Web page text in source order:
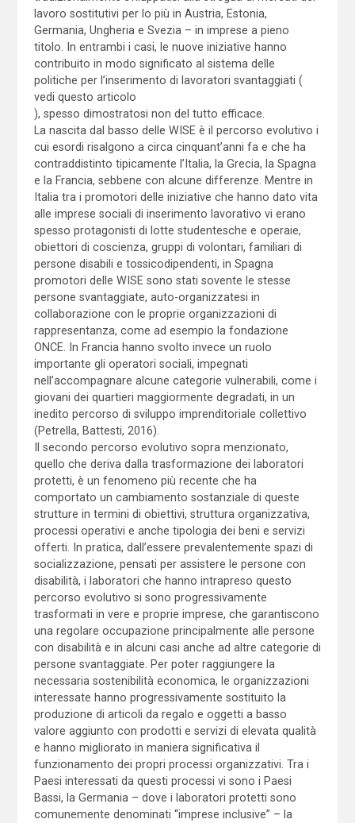
lavoro sostitutivi per lo più in Austria, Estonia,
Germania, Ungheria e Svezia – in imprese a pieno
titolo. In entrambi i casi, le nuove iniziative hanno
contribuito in modo significato al sistema delle
politiche per l’inserimento di lavoratori svantaggiati (
vedi questo articolo
), spesso dimostratosi non del tutto efficace.
La nascita dal basso delle WISE è il percorso evolutivo i
cui esordi risalgono a circa cinquant’anni fa e che ha
contraddistinto tipicamente l’Italia, la Grecia, la Spagna
e la Francia, sebbene con alcune differenze. Mentre in
Italia tra i promotori delle iniziative che hanno dato vita
alle imprese sociali di inserimento lavorativo vi erano
spesso protagonisti di lotte studentesche e operaie,
obiettori di coscienza, gruppi di volontari, familiari di
persone disabili e tossicodipendenti, in Spagna
promotori delle WISE sono stati sovente le stesse
persone svantaggiate, auto-organizzatesi in
collaborazione con le proprie organizzazioni di
rappresentanza, come ad esempio la fondazione
ONCE. In Francia hanno svolto invece un ruolo
importante gli operatori sociali, impegnati
nell’accompagnare alcune categorie vulnerabili, come i
giovani dei quartieri maggiormente degradati, in un
inedito percorso di sviluppo imprenditoriale collettivo
(Petrella, Battesti, 2016).
Il secondo percorso evolutivo sopra menzionato,
quello che deriva dalla trasformazione dei laboratori
protetti, è un fenomeno più recente che ha
comportato un cambiamento sostanziale di queste
strutture in termini di obiettivi, struttura organizzativa,
processi operativi e anche tipologia dei beni e servizi
offerti. In pratica, dall’essere prevalentemente spazi di
socializzazione, pensati per assistere le persone con
disabilità, i laboratori che hanno intrapreso questo
percorso evolutivo si sono progressivamente
trasformati in vere e proprie imprese, che garantiscono
una regolare occupazione principalmente alle persone
con disabilità e in alcuni casi anche ad altre categorie di
persone svantaggiate. Per poter raggiungere la
necessaria sostenibilità economica, le organizzazioni
interessate hanno progressivamente sostituito la
produzione di articoli da regalo e oggetti a basso
valore aggiunto con prodotti e servizi di elevata qualità
e hanno migliorato in maniera significativa il
funzionamento dei propri processi organizzativi. Tra i
Paesi interessati da questi processi vi sono i Paesi
Bassi, la Germania – dove i laboratori protetti sono
comunemente denominati “imprese inclusive” – la